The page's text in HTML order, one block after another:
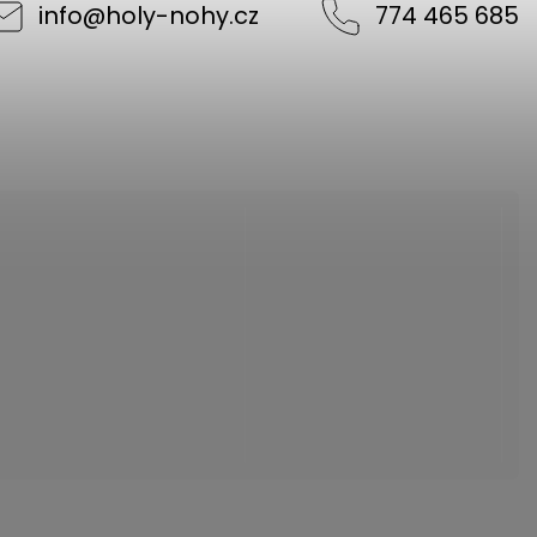
info@holy-nohy.cz 774 465 685